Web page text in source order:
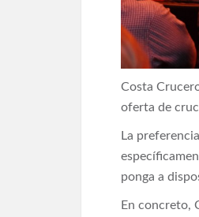
Costa
oferta de
La
ponga a
En concreto,